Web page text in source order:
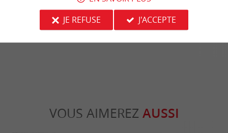
célèbre dans le monde entier pour son vin et son
patrimoine. ...
vestige très bien ...
VOUS AIMEREZ AUSSI
JE REFUSE
J'ACCEPTE